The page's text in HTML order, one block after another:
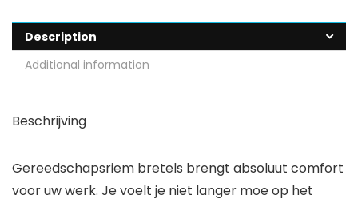
Description
Additional information
Beschrijving
Gereedschapsriem bretels brengt absoluut comfort
voor uw werk. Je voelt je niet langer moe op het